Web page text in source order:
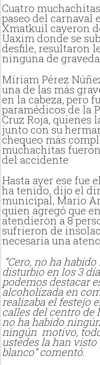
Cuatro
paseo del carnaval
Xmatkuil cayeron
Uaxim donde se
desfile, resultaron
ninguna de
Míriam Pérez
una de las más
en la cabeza, pero
paramédicos de la
Cruz Roja, quienes
junto con su
chequeo más
muchachitas
del accidente
Hasta ayer ese fue
ha tenido, dijo el
municipal, Mario
quien agregó que
atendieron a 8
sufrieron de
necesaria una
“Cero, no ha
disturbio en los 3
podemos destacar
alcoholizada en
realizaba el festejo
calles del centro de
no ha habido
ningún motivo,
ustedes la han
blanco” comentó.